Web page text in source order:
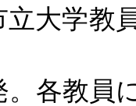
大学教
各教員